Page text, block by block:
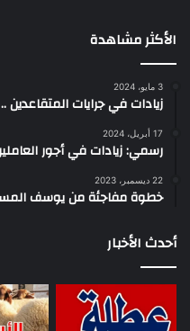
الأكثر مشاهدة
3 مايو، 2024
زيادات في جرايات
17 أبريل، 2024
رسمي: زيادات في أجور
22 ديسمبر، 2023
خطوة مفاجئة من يوسف
أحدث الأخبار